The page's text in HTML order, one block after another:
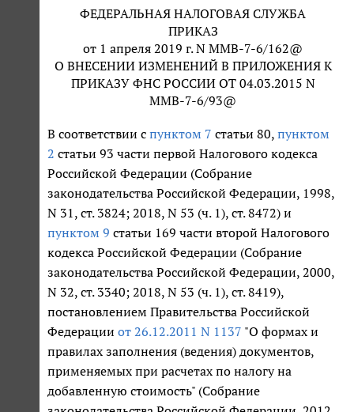
ФЕДЕРАЛЬНАЯ НАЛОГОВАЯ СЛУЖБА
ПРИКАЗ
от 1 апреля 2019 г. N ММВ-7-6/162@
О ВНЕСЕНИИ ИЗМЕНЕНИЙ В ПРИЛОЖЕНИЯ К
ПРИКАЗУ ФНС РОССИИ ОТ 04.03.2015 N
ММВ-7-6/93@
В соответствии с пунктом 7 статьи 80, пунктом
2 статьи 93 части первой Налогового кодекса
Российской Федерации (Собрание
законодательства Российской Федерации, 1998,
N 31, ст. 3824; 2018, N 53 (ч. 1), ст. 8472) и
пунктом 9 статьи 169 части второй Налогового
кодекса Российской Федерации (Собрание
законодательства Российской Федерации, 2000,
N 32, ст. 3340; 2018, N 53 (ч. 1), ст. 8419),
постановлением Правительства Российской
Федерации от 26.12.2011 N 1137 "О формах и
правилах заполнения (ведения) документов,
применяемых при расчетах по налогу на
добавленную стоимость" (Собрание